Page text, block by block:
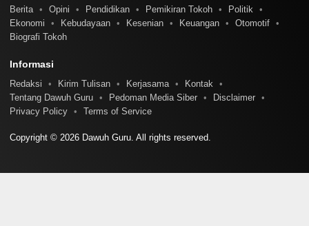
Berita Opini Pendidikan Pemikiran Tokoh
Politik
Ekonomi
Kebudayaan Kesenian Keuangan
Otomotif
Biografi Tokoh
Informasi
Redaksi Kirim Tulisan Kerjasama
Kontak
Tentang Dawuh Guru
Pedoman Media Siber
Disclaimer
Privacy Policy
Terms of Service
Copyright © 2026 Dawuh Guru. All rights reserved.